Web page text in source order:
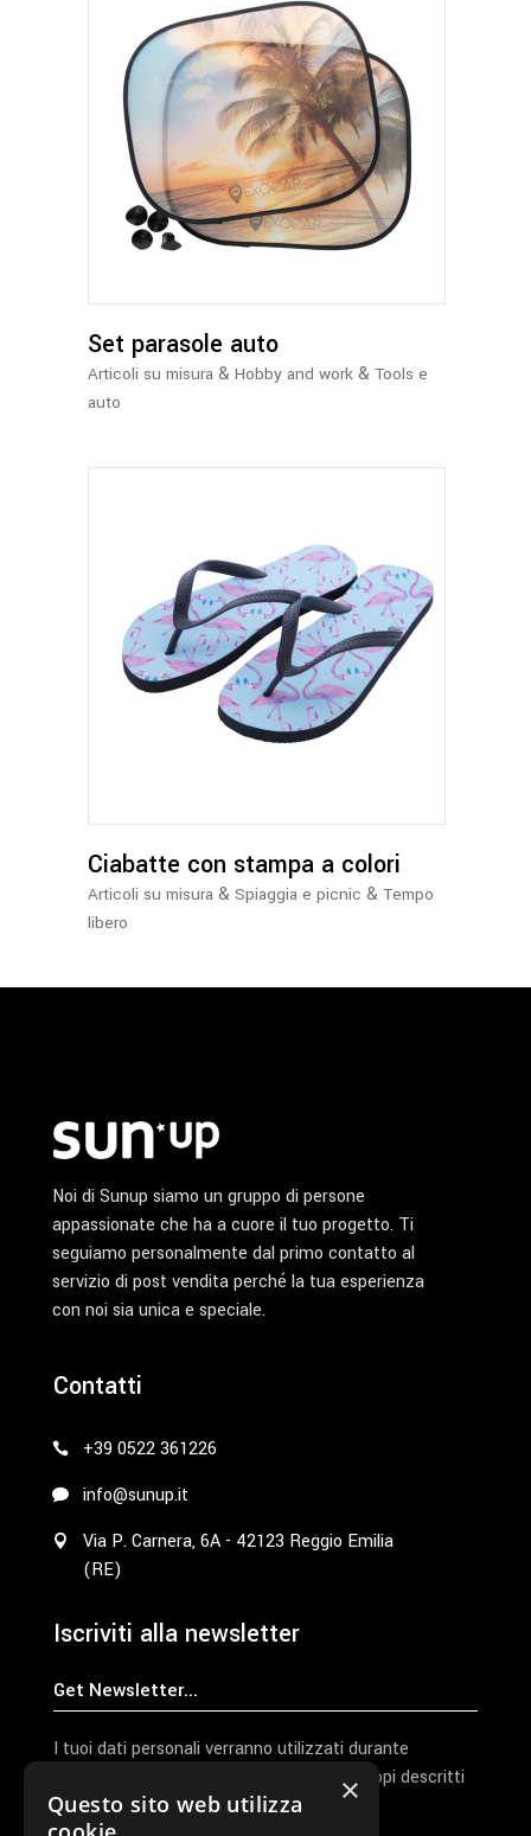
Set parasole auto
Articoli su misura & Hobby and work & Tools e
auto
Ciabatte con stampa a colori
Articoli su misura & Spiaggia e picnic & Tempo
libero
Noi di Sunup siamo un gruppo di persone
appassionate che ha a cuore il tuo progetto. Ti
seguiamo personalmente dal primo contatto al
servizio di post vendita perché la tua esperienza
con noi sia unica e speciale.
Contatti
+39 0522 361226
info@sunup.it
Via P. Carnera, 6A - 42123 Reggio Emilia
(RE)
Iscriviti alla newsletter
I tuoi dati personali verranno utilizzati durante
l'elaborazione della richiesta e per altri scopi descritti
nella nostraprivacy policy
×
Questo sito web utilizza